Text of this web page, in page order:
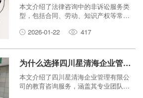
本文介绍了法律咨询中的非诉讼服务类
型，包括合同、劳动、知识产权等常见
帮助，助力企业避免纠纷、合规发展。
2026-01-22 417
为什么选择四川星清海企业管理有限公司提供教育咨询服务？
本文介绍了四川星清海企业管理有限公
司的教育咨询服务，涵盖其专业团队、